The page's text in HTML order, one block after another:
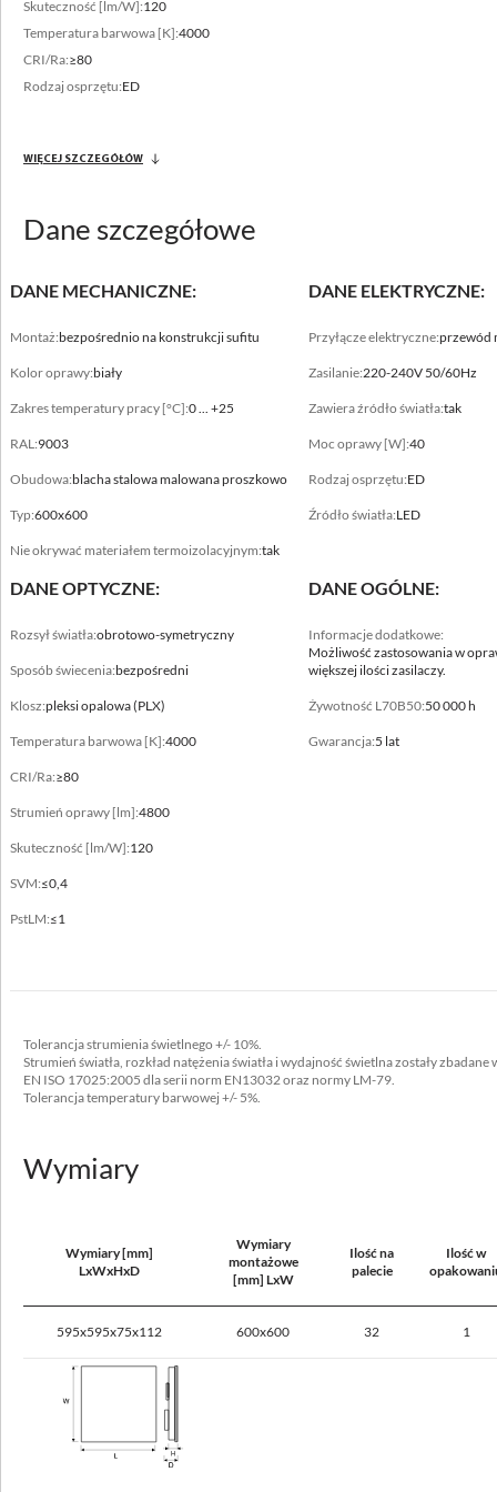
Skuteczność [lm/W]:120
Temperatura barwowa [K]:4000
CRI/Ra:≥80
Rodzaj osprzętu:ED
WIĘCEJ SZCZEGÓŁÓW
Dane szczegółowe
DANE MECHANICZNE:
Montaż:bezpośrednio na konstrukcji sufitu
Kolor oprawy:biały
Zakres temperatury pracy [°C]:0 ... +25
RAL:9003
Obudowa:blacha stalowa malowana proszkowo
Typ:600x600
Nie okrywać materiałem termoizolacyjnym:tak
DANE ELEKTRYCZNE:
Przyłącze elektryczne:przewód
Zasilanie:220-240V 50/60Hz
Zawiera źródło światła:tak
Moc oprawy [W]:40
Rodzaj osprzętu:ED
Źródło światła:LED
DANE OPTYCZNE:
Rozsył światła:obrotowo-symetryczny
Sposób świecenia:bezpośredni
Klosz:pleksi opalowa (PLX)
Temperatura barwowa [K]:4000
CRI/Ra:≥80
Strumień oprawy [lm]:4800
Skuteczność [lm/W]:120
SVM:≤0,4
PstLM:≤1
DANE OGÓLNE:
Informacje dodatkowe:
Możliwość zastosowania w
większej ilości zasilaczy.
Żywotność L70B50:50 000 h
Gwarancja:5 lat
Tolerancja strumienia świetlnego +/- 10%.
Strumień światła, rozkład natężenia światła i wydajność świetlna zostały zbadane
EN ISO 17025:2005 dla serii norm EN13032 oraz normy LM-79.
Tolerancja temperatury barwowej +/- 5%.
Wymiary
Wymiary [mm]
LxWxHxD
Wymiary
montażowe
[mm] LxW
Ilość na
palecie
Ilość w
595x595x75x112 600x600 32 1
sufitach KNAUF, AMF, ROCKFON (na zamówienie)
4400 - 9200 [lm]
3000 - 4000 [K]
bezpośrednio na konstrukcji sufitu
biały
0 ... +25
9003
blacha stalowa malowana proszkowo
Typ
600x600, 625x625
Dane elektryczne
Zasilanie